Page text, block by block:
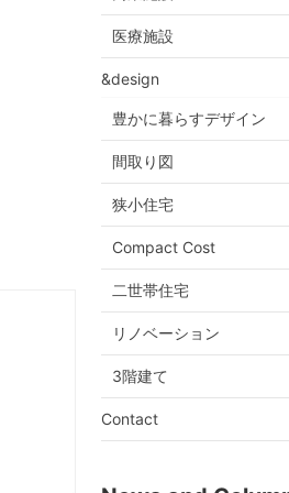
医療施設
&design
豊かに暮らすデザイン
間取り図
狭小住宅
Compact Cost
二世帯住宅
リノベーション
3階建て
Contact